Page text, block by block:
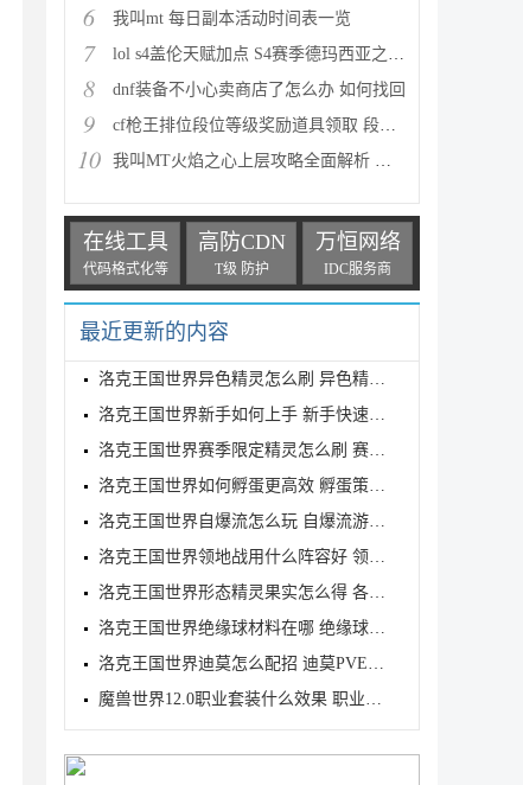
6 我叫mt 每日副本活动时间表一览
7 lol s4盖伦天赋加点 S4赛季德玛西亚之力符文与出装推
8 dnf装备不小心卖商店了怎么办 如何找回
9 cf枪王排位段位等级奖励道具领取 段位等级奖励大全
10 我叫MT火焰之心上层攻略全面解析 挑战拉格罗斯
在线工具
代码格式化等
高防CDN
T级 防护
万恒网络
IDC服务商
最近更新的内容
洛克王国世界异色精灵怎么刷 异色精灵高效刷取指南
洛克王国世界新手如何上手 新手快速入门教学
洛克王国世界赛季限定精灵怎么刷 赛季限定奇遇精灵刷
洛克王国世界如何孵蛋更高效 孵蛋策略分享
洛克王国世界自爆流怎么玩 自爆流游玩心得
洛克王国世界领地战用什么阵容好 领地战速通阵容推荐
洛克王国世界形态精灵果实怎么得 各形态精灵果实获取
洛克王国世界绝缘球材料在哪 绝缘球材料收集线路攻略
洛克王国世界迪莫怎么配招 迪莫PVE与PVP配招推荐
魔兽世界12.0职业套装什么效果 职业套装一览